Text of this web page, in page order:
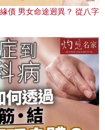
債 男女命途迥異？ 從八字